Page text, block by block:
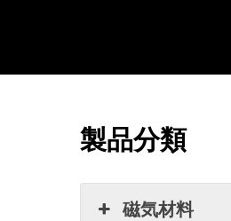
製品分類
磁気材料